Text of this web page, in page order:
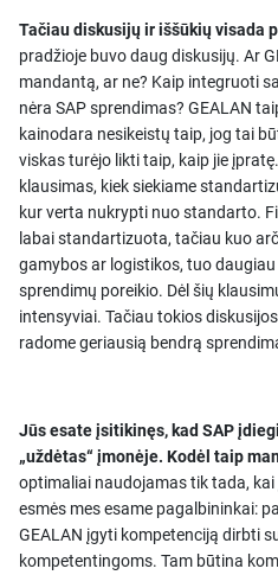
Tačiau diskusijų ir iššūkių visada
pradžioje buvo daug diskusijų. Ar
mandantą, ar ne? Kaip integruoti
nėra SAP sprendimas? GEALAN
kainodara nesikeistų taip, jog tai
viskas turėjo likti taip, kaip jie
klausimas, kiek siekiame
kur verta nukrypti nuo standarto.
labai standartizuota, tačiau kuo
gamybos ar logistikos, tuo
sprendimų poreikio. Dėl šių
intensyviai. Tačiau tokios
radome geriausią bendrą
Jūs esate įsitikinęs, kad SAP
„uždėtas“ įmonėje. Kodėl taip
optimaliai naudojamas tik tada,
esmės mes esame pagalbininkai:
GEALAN įgyti kompetenciją dirbti
kompetentingoms. Tam būtina